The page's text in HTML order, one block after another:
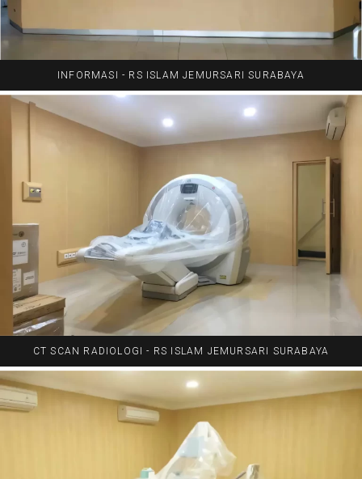
INFORMASI - RS ISLAM JEMURSARI SURABAYA
CT SCAN RADIOLOGI - RS ISLAM JEMURSARI SURABAYA